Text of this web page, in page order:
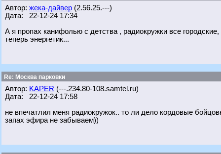
Автор: жека-дайвер (2.56.25.---)
Дата: 22-12-24 17:34
А я пропах канифолью с детства , радиокружки все
теперь энергетик...
Re: Москва парковки
Автор: KAPER (---.234.80-108.samtel.ru)
Дата: 22-12-24 17:58
не впечатлил меня радиокружок.. то ли дело кордовые
запах эфира не забываем))